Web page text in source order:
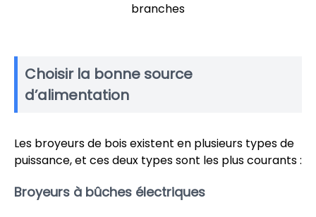
branches
Choisir la bonne source
d’alimentation
Les broyeurs de bois existent en plusieurs types de
puissance, et ces deux types sont les plus courants :
Broyeurs à bûches électriques